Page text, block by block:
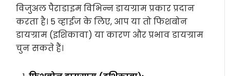
विजुअल पैराडाइम विभिन्न डायग्राम प्रकार प्रदान
करता है। 5 व्हाईज के लिए, आप या तो फिशबोन
डायग्राम (इशिकावा) या कारण और प्रभाव डायग्राम
चुन सकते हैं।